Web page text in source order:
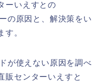
ーいえすとの
の原因と、解決策をい
す。
が使えない原因を調べ
販センターいえすと